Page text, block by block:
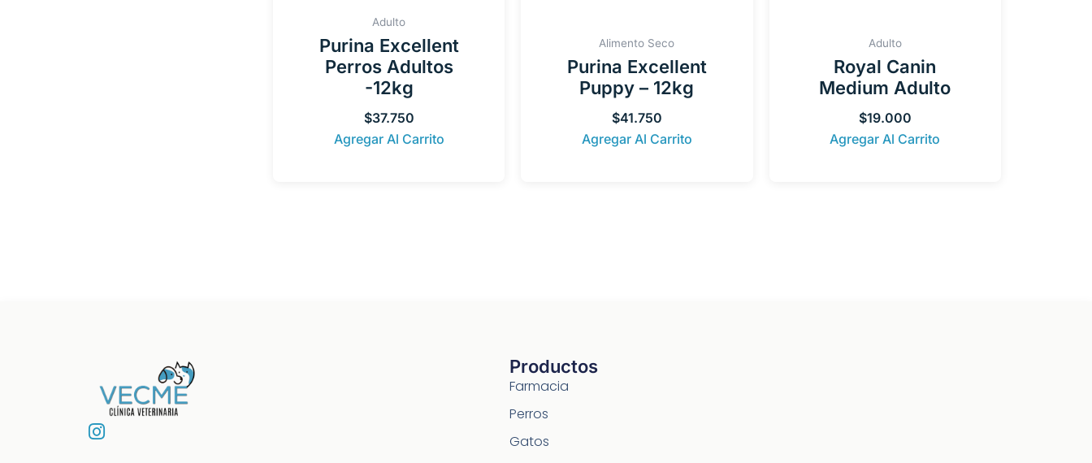
Adulto
Purina Excellent
Perros Adultos
-12kg
$37.750
Agregar Al Carrito
Alimento Seco
Purina Excellent
Puppy – 12kg
$41.750
Agregar Al Carrito
Adulto
Royal Canin
Medium Adulto
$19.000
Agregar Al Carrito
I
Productos
Farmacia
Perros
Gatos